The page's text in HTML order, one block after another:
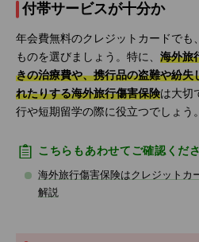
付帯サービスが十分か
年会費無料のクレジットカードでも
ものを選びましょう。特に、 海外旅
きの治療費や、携行品の盗難や紛失
れたりする海外旅行傷害保険は大切
行や短期留学の際に役立つでしょう。
こちらもあわせてご確認くだ
海外旅行傷害保険はクレジットカ
解説